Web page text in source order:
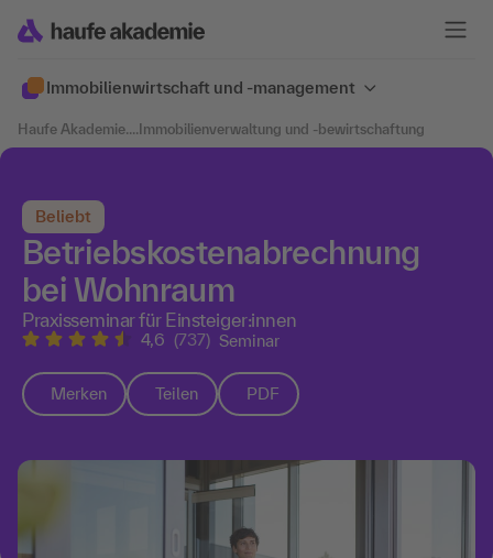
Immobilien­wirtschaft und -management
Haufe Akademie....Immobilienverwaltung und -bewirtschaftung
Beliebt
Betriebskostenabrechnung
bei Wohnraum
Praxisseminar für Einsteiger:innen
4,6 (737) Seminar
Merken Teilen PDF